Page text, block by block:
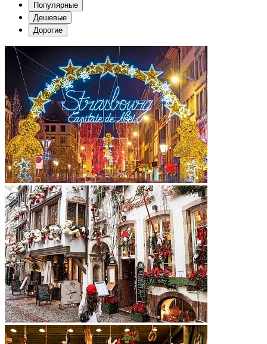
Популярные
Дешевые
Дорогие